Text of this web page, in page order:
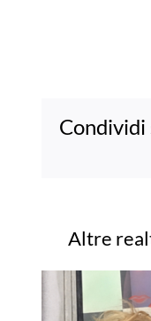
Progetti